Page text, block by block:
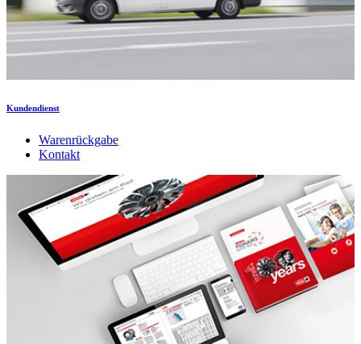
Kundendienst
Warenrückgabe
Kontakt